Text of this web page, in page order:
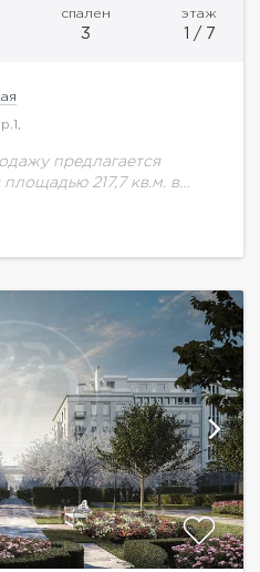
спален
3
этаж
1 / 7
предлагается
217,7 кв.м. в
1889 годов постройки